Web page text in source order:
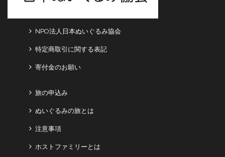
NPO法人日本ぬいぐるみ協会
特定商取引に関する表記
寄付金のお願い
旅の申込み
ぬいぐるみの旅とは
注意事項
ホストファミリーとは